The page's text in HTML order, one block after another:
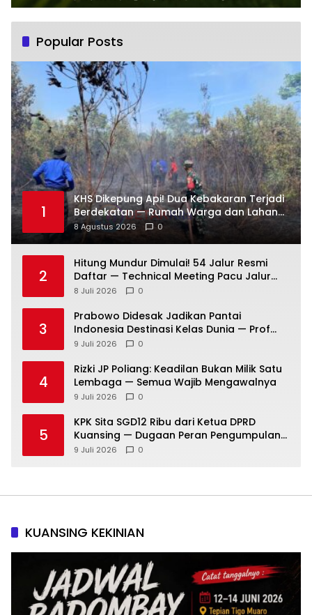
Popular Posts
1
KHS Dikepung Api! Dua Kebakaran Terjadi
Berdekatan — Rumah Warga dan Lahan
Terbakar
8 Agustus 2026 0
2
Hitung Mundur Dimulai! 54 Jalur Resmi
Daftar — Technical Meeting Pacu Jalur
Rayon III Benai Digelar Besok
8 Juli 2026 0
3
Prabowo Didesak Jadikan Pantai
Indonesia Destinasi Kelas Dunia — Prof
Sutan Nasomal: Perintahkan Kepala
9 Juli 2026 0
4
Rizki JP Poliang: Keadilan Bukan Milik Satu
Lembaga — Semua Wajib Mengawalnya
9 Juli 2026 0
5
KPK Sita SGD12 Ribu dari Ketua DPRD
Kuansing — Dugaan Peran Pengumpulan
Dana Alih Fungsi Hutan Diusut
9 Juli 2026 0
KUANSING KEKINIAN